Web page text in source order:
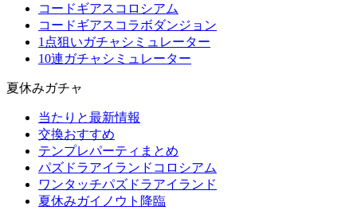
コードギアスコロシアム
コードギアスコラボダンジョン
1点狙いガチャシミュレーター
10連ガチャシミュレーター
夏休みガチャ
当たりと最新情報
交換おすすめ
テンプレパーティまとめ
パズドラアイランドコロシアム
ワンタッチパズドラアイランド
夏休みガイノウト降臨